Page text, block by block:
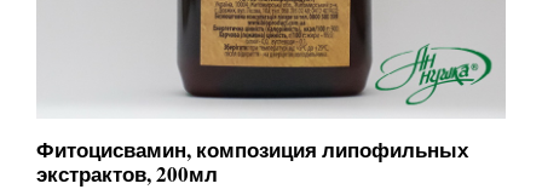
Фитоцисвамин, композиция липофильных
экстрактов, 200мл